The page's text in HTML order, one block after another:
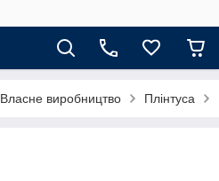
Власне виробництво Плінтуса